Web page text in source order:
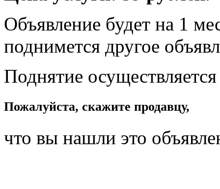
Объявление будет на 1
поднимется другое
Поднятие
Пожалуйста, скажите продавцу,
что вы нашли это